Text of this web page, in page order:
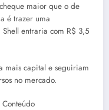
maior que o de
é trazer uma
entraria com R$ 3,5
mais capital e seguiriam
no mercado.